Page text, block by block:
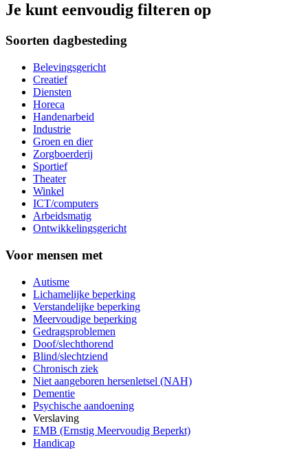
Je kunt eenvoudig filteren op
Soorten dagbesteding
Belevingsgericht
Creatief
Diensten
Horeca
Handenarbeid
Industrie
Groen en dier
Zorgboerderij
Sportief
Theater
Winkel
ICT/computers
Arbeidsmatig
Ontwikkelingsgericht
Voor mensen met
Autisme
Lichamelijke beperking
Verstandelijke beperking
Meervoudige beperking
Gedragsproblemen
Doof/slechthorend
Blind/slechtziend
Chronisch ziek
Niet aangeboren hersenletsel (NAH)
Dementie
Psychische aandoening
Verslaving
EMB (Ernstig Meervoudig Beperkt)
Handicap